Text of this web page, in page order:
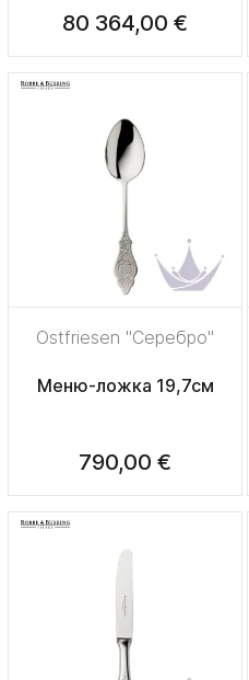
80 364,00 €
Ostfriesen "Серебро"
Меню-ложка 19,7см
790,00 €